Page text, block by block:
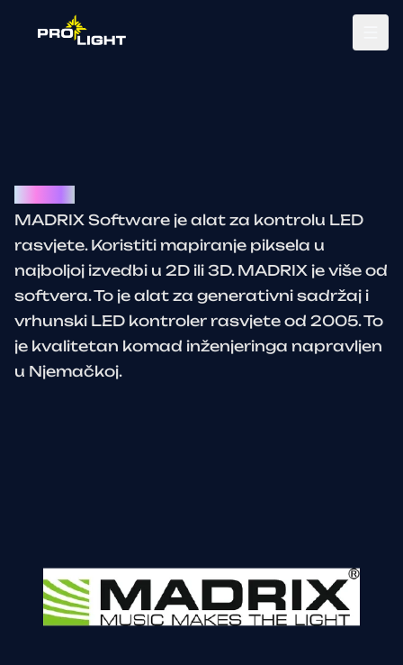
MADRIX Software je alat za kontrolu LED
rasvjete. Koristiti mapiranje piksela u
najboljoj izvedbi u 2D ili 3D. MADRIX je više od
softvera. To je alat za generativni sadržaj i
vrhunski LED kontroler rasvjete od 2005. To
je kvalitetan komad inženjeringa napravljen
u Njemačkoj.